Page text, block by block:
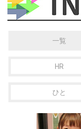
一覧
HR
ひと